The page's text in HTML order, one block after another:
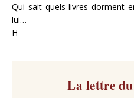
Qui sait quels livres dorment
lui…
H
La lettre